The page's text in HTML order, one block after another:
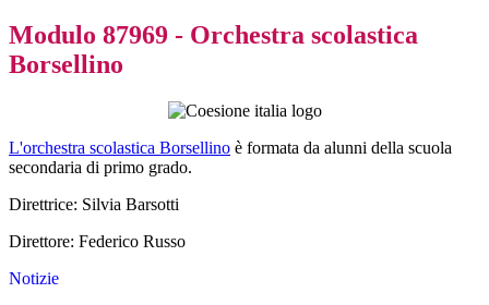
Modulo 87969 - Orchestra scolastica
Borsellino
L'orchestra scolastica Borsellino è formata da alunni della scuola
secondaria di primo grado.
Direttrice: Silvia Barsotti
Direttore: Federico Russo
Notizie